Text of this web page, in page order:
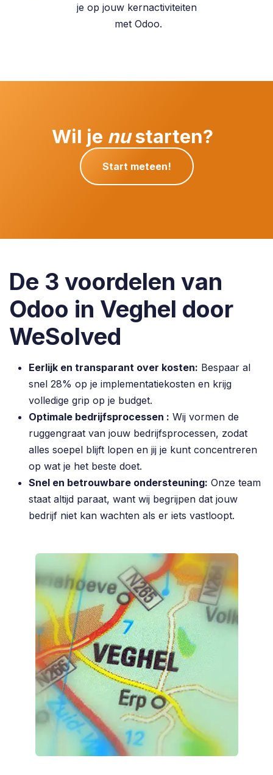
je op jouw kernactiviteiten
met Odoo.
Wil je nustarten?
Start meteen!
De 3 voordelen van
Odoo in Veghel door
WeSolved
Eerlijk en transparant over kosten: Bespaar al
snel 28% op je implementatiekosten en krijg
volledige grip op je budget.
Optimale bedrijfsprocessen : Wij vormen de
ruggengraat van jouw bedrijfsprocessen, zodat
alles soepel blijft lopen en jij je kunt concentreren
op wat je het beste doet.
Snel en betrouwbare ondersteuning: Onze team
staat altijd paraat, want wij begrijpen dat jouw
bedrijf niet kan wachten als er iets vastloopt.